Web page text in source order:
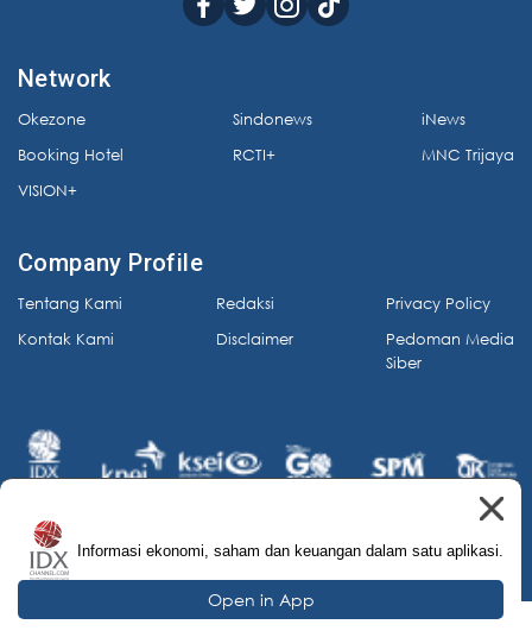
Network
Okezone
Booking Hotel
VISION+
Sindonews
RCTI+
iNews
MNC Trijaya
Company Profile
Tentang Kami
Kontak Kami
Redaksi
Disclaimer
Privacy Policy
Pedoman Media
Siber
© 2026 IDX Channel. All Rights Reserved.
Informasi ekonomi, saham dan keuangan dalam satu aplikasi.
Open in App